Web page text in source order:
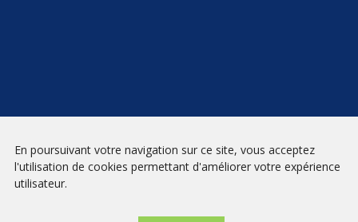
NEWSLETTER
En poursuivant votre navigation sur ce site, vous acceptez
l'utilisation de cookies permettant d'améliorer votre expérience
utilisateur.